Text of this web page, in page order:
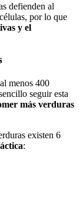
defienden al
por lo que
y el
menos 400
seguir esta
más verduras
existen 6
: